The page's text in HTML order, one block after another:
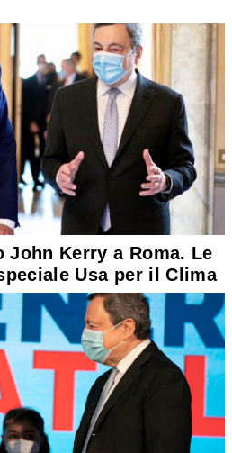
John Kerry a Roma. Le
Usa per il Clima